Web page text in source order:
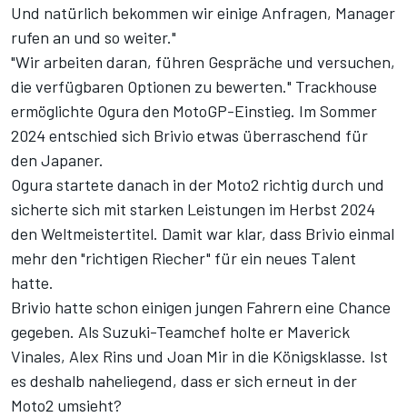
Und natürlich bekommen wir einige Anfragen, Manager
rufen an und so weiter."
"Wir arbeiten daran, führen Gespräche und versuchen,
die verfügbaren Optionen zu bewerten." Trackhouse
ermöglichte Ogura den MotoGP-Einstieg. Im Sommer
2024 entschied sich Brivio etwas überraschend für
den Japaner.
Ogura startete danach in der Moto2 richtig durch und
sicherte sich mit starken Leistungen im Herbst 2024
den Weltmeistertitel. Damit war klar, dass Brivio einmal
mehr den "richtigen Riecher" für ein neues Talent
hatte.
Brivio hatte schon einigen jungen Fahrern eine Chance
gegeben. Als Suzuki-Teamchef holte er Maverick
Vinales, Alex Rins und Joan Mir in die Königsklasse. Ist
es deshalb naheliegend, dass er sich erneut in der
Moto2 umsieht?